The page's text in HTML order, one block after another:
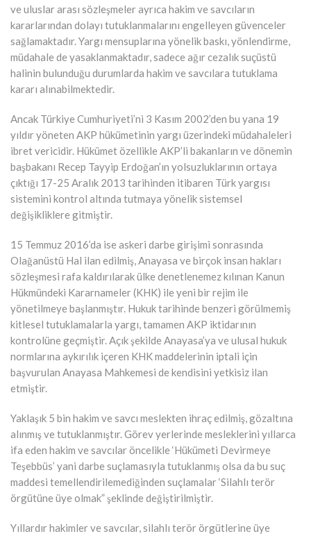
ve uluslar arası sözleşmeler ayrıca hakim ve savcıların
kararlarından dolayı tutuklanmalarını engelleyen güvenceler
sağlamaktadır. Yargı mensuplarına yönelik baskı, yönlendirme,
müdahale de yasaklanmaktadır, sadece ağır cezalık suçüstü
halinin bulunduğu durumlarda hakim ve savcılara tutuklama
kararı alınabilmektedir.
Ancak Türkiye Cumhuriyeti’ni 3 Kasım 2002’den bu yana 19
yıldır yöneten AKP hükümetinin yargı üzerindeki müdahaleleri
ibret vericidir. Hükümet özellikle AKP’li bakanların ve dönemin
başbakanı Recep Tayyip Erdoğan’ın yolsuzluklarının ortaya
çıktığı 17-25 Aralık 2013 tarihinden itibaren Türk yargısı
sistemini kontrol altında tutmaya yönelik sistemsel
değişikliklere gitmiştir.
15 Temmuz 2016’da ise askeri darbe girişimi sonrasında
Olağanüstü Hal ilan edilmiş, Anayasa ve birçok insan hakları
sözleşmesi rafa kaldırılarak ülke denetlenemez kılınan Kanun
Hükmündeki Kararnameler (KHK) ile yeni bir rejim ile
yönetilmeye başlanmıştır. Hukuk tarihinde benzeri görülmemiş
kitlesel tutuklamalarla yargı, tamamen AKP iktidarının
kontrolüne geçmiştir. Açık şekilde Anayasa’ya ve ulusal hukuk
normlarına aykırılık içeren KHK maddelerinin iptali için
başvurulan Anayasa Mahkemesi de kendisini yetkisiz ilan
etmiştir.
Yaklaşık 5 bin hakim ve savcı meslekten ihraç edilmiş, gözaltına
alınmış ve tutuklanmıştır. Görev yerlerinde mesleklerini yıllarca
ifa eden hakim ve savcılar öncelikle ‘Hükümeti Devirmeye
Teşebbüs’ yani darbe suçlamasıyla tutuklanmış olsa da bu suç
maddesi temellendirilemediğinden suçlamalar ‘Silahlı terör
örgütüne üye olmak” şeklinde değiştirilmiştir.
Yıllardır hakimler ve savcılar, silahlı terör örgütlerine üye